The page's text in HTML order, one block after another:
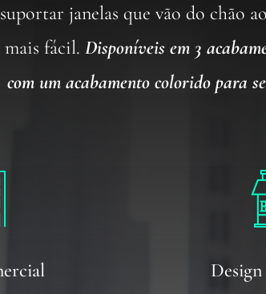
janelas que vão do chão
fácil. Disponíveis em 3
com um acabamento colorido para